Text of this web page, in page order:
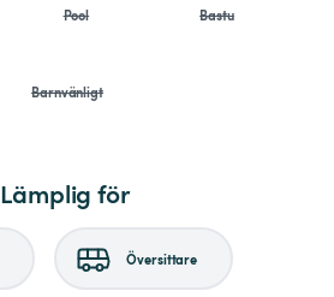
Pool Bastu
Barnvänligt
Lämplig för
Översittare